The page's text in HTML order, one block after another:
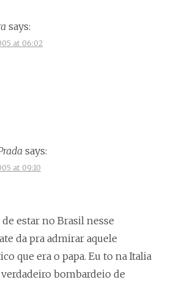
says:
at 06:02
says:
at 09:10
estar no Brasil nesse
da pra admirar aquele
que era o papa. Eu to na Italia
bombardeio de